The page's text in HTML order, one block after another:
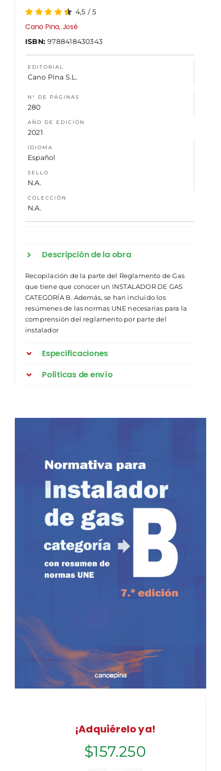
NOSOTROS
4,5 /5
Cano Pina, José
ISBN:9788418430343
EDITORIAL
Cano Pina S.L.
N° DE PÁGINAS
280
AÑO DE EDICIÓN
2021
IDIOMA
Español
SELLO
N.A.
COLECCIÓN
N.A.
Descripción de la obra
Recopilación de la parte del Reglamento de Gas
que tiene que conocer un INSTALADOR DE GAS
CATEGORÍA B. Además, se han incluido los
resúmenes de las normas UNE necesarias para la
comprensión del reglamento por parte del
instalador
Especificaciones
Políticas de envío
¡Adquiérelo ya!
$157.250